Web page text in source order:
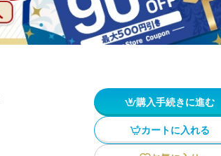
購入手続きに進む
カートに入れる